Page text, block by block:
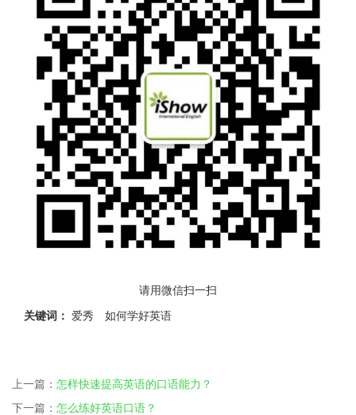
请用微信扫一扫
关键词： 爱秀 如何学好英语
上一篇： 怎样快速提高英语的口语能力？
下一篇： 怎么练好英语口语？